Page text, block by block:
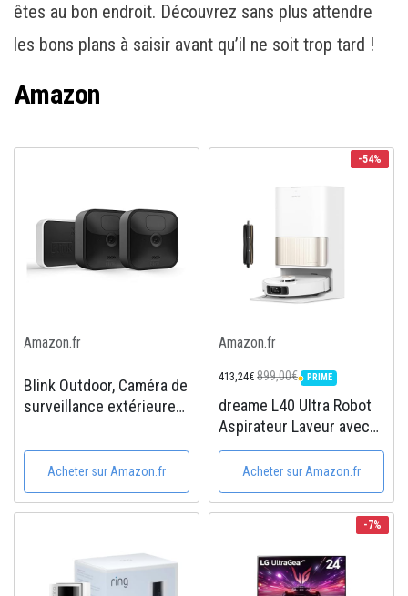
êtes au bon endroit. Découvrez sans plus attendre
les bons plans à saisir avant qu’il ne soit trop tard !
Amazon
Amazon.fr
Blink Outdoor, Caméra de
surveillance extérieure
aux intempéries, avec
deux ans d'autonomie et
détection des
mouvements,
Acheter sur Amazon.fr
-54%
Amazon.fr
413,24€ 899,00€ PRIME
PRIME
dreame L40 Ultra Robot
Aspirateur Laveur avec
Serpillière Amovible et
relevable, Brosse
latérale Extensible et
relevable,11 000 Pa,
Serpillière et la Plaque...
Acheter sur Amazon.fr
-7%